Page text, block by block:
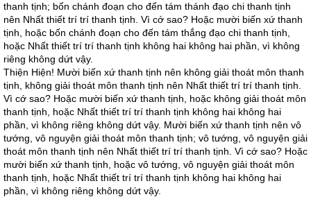
thanh tịnh; bốn chánh đoạn cho đến tám thánh đạo chi thanh tịnh
nên Nhất thiết trí trí thanh tịnh. Vì cớ sao? Hoặc mười biến xứ thanh
tịnh, hoặc bốn chánh đoạn cho đến tám thắng đạo chi thanh tịnh,
hoặc Nhất thiết trí trí thanh tịnh không hai không hai phần, vì không
riêng không dứt vậy.
Thiện Hiện! Mười biến xứ thanh tịnh nên không giải thoát môn thanh
tịnh, không giải thoát môn thanh tịnh nên Nhất thiết trí trí thanh tịnh.
Vì cớ sao? Hoặc mười biến xứ thanh tịnh, hoặc không giải thoát môn
thanh tịnh, hoặc Nhất thiết trí trí thanh tịnh không hai không hai
phần, vì không riêng không dứt vậy. Mười biến xứ thanh tịnh nên vô
tướng, vô nguyện giải thoát môn thanh tịnh; vô tướng, vô nguyện giải
thoát môn thanh tịnh nên Nhất thiết trí trí thanh tịnh. Vì cớ sao? Hoặc
mười biến xứ thanh tịnh, hoặc vô tướng, vô nguyện giải thoát môn
thanh tịnh, hoặc Nhất thiết trí trí thanh tịnh không hai không hai
phần, vì không riêng không dứt vậy.